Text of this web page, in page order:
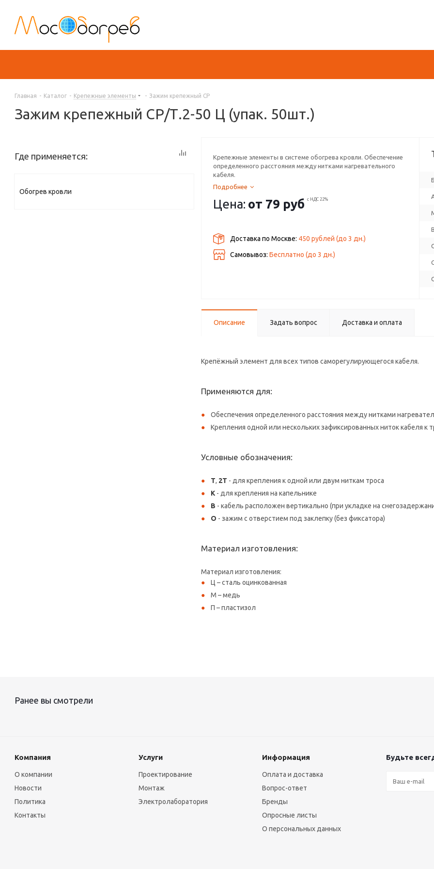
Главная - Каталог - Крепежные элементы - Зажим крепежный СР
Зажим крепежный СР/Т.2-50 Ц (упак. 50шт.)
Крепежные элементы в системе обогрева кровли. Обеспечение
определенного расстояния между нитками нагревательного
кабеля.
Подробнее
Цена: от 79 руб с НДС 22%
Доставка по Москве: 450 рублей (до3 дн.)
Самовывоз:Бесплатно (до3 дн.)
Описание Задать вопрос Доставка и оплата
Крепёжный элемент для всех типов саморегулирующегося кабеля.
Применяются для:
Обеспечения определенного расстояния между нитками
Крепления одной или нескольких зафиксированных ниток кабеля к
Условные обозначения:
Т, 2Т - для крепления к одной или двум ниткам троса
К - для крепления на капельнике
В - кабель расположен вертикально (при укладке на
О - зажим с отверстием под заклепку (без фиксатора)
Материал изготовления:
Материал изготовления:
Ц – сталь оцинкованная
М – медь
П – пластизол
Где применяется:
Обогрев кровли
Ранее вы смотрели
Компания
О компании
Новости
Политика
Контакты
Услуги
Проектирование
Монтаж
Электролаборатория
Информация
Оплата и доставка
Вопрос-ответ
Бренды
Опросные листы
О персональных данных
Будьте